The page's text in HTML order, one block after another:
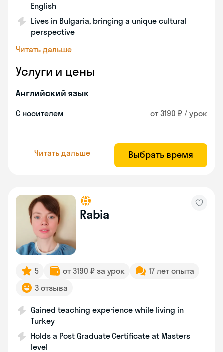
English
Lives in Bulgaria, bringing a unique cultural
perspective
Читать дальше
Услуги и цены
Английский язык
С носителем от 3190 ₽ / урок
Читать дальше Выбрать время
Rabia
5 от 3190 ₽ за урок
17 лет опыта
3 отзыва
Gained teaching experience while living in
Turkey
Holds a Post Graduate Certificate at Masters
level